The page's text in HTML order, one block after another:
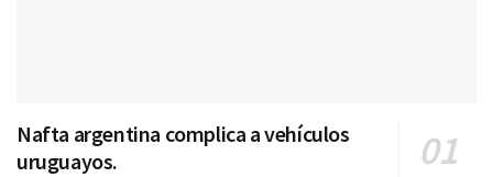
Nafta argentina complica a vehículos
uruguayos.